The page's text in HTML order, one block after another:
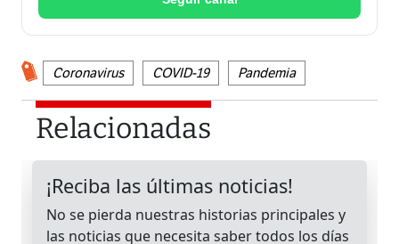
Coronavirus COVID-19 Pandemia
Relacionadas